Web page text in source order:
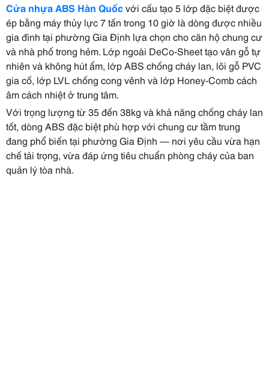
Cửa nhựa ABS Hàn Quốcvới cấu tạo 5 lớp đặc biệt được
ép bằng máy thủy lực 7 tấn trong 10 giờ là dòng được nhiều
gia đình tại phường Gia Định lựa chọn cho căn hộ chung cư
và nhà phố trong hẻm. Lớp ngoài DeCo-Sheet tạo vân gỗ tự
nhiên và không hút ẩm, lớp ABS chống cháy lan, lõi gỗ PVC
gia cố, lớp LVL chống cong vênh và lớp Honey-Comb cách
âm cách nhiệt ở trung tâm.
Với trọng lượng từ 35 đến 38kg và khả năng chống cháy lan
tốt, dòng ABS đặc biệt phù hợp với chung cư tầm trung
đang phổ biến tại phường Gia Định — nơi yêu cầu vừa hạn
chế tải trọng, vừa đáp ứng tiêu chuẩn phòng cháy của ban
quản lý tòa nhà.